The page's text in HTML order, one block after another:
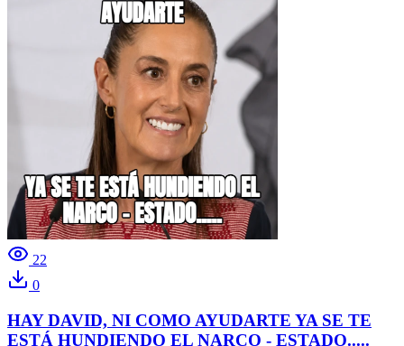
22
0
HAY DAVID, NI COMO AYUDARTE YA SE TE
ESTÁ HUNDIENDO EL NARCO - ESTADO.....